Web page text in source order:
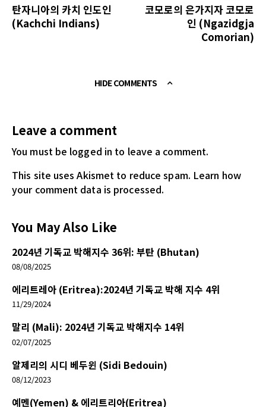
탄자니아의 카치 인도인
(Kachchi Indians)
코모로의 은가지자 코모로
인 (Ngazidgja
Comorian)
HIDE COMMENTS
Leave a comment
You must be logged in to leave a comment.
This site uses Akismet to reduce spam. Learn how
your comment data is processed.
You May Also Like
2024년 기독교 박해지수 36위: 부탄 (Bhutan)
08/08/2025
에리트레아 (Eritrea):2024년 기독교 박해 지수 4위
11/29/2024
말리 (Mali): 2024년 기독교 박해지수 14위
02/07/2025
알제리의 시디 베두윈 (Sidi Bedouin)
08/12/2023
예멘(Yemen) & 에리트리아(Eritrea)